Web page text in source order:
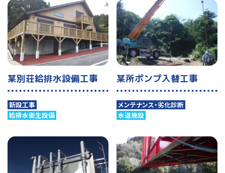
某別荘給排水設備工事
新設工事
給排水衛生設備
某所ポンプ入替工事
メンテナンス・劣化診断
水道施設